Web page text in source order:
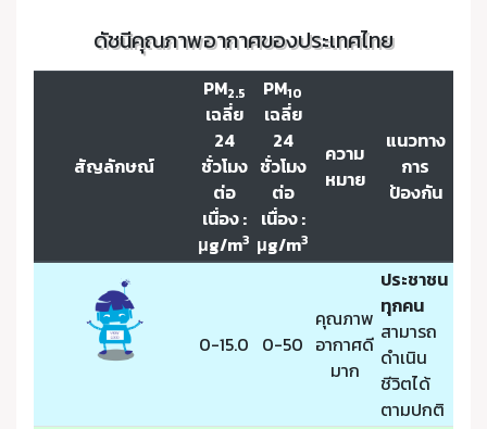
ดัชนีคุณภาพอากาศของประเทศไทย
สัญลักษณ์
PM2.5
เฉลี่ย
24
ชั่วโมง
ต่อ
เนื่อง :
μg/m3
PM10
เฉลี่ย
24
ชั่วโมง
ต่อ
เนื่อง :
μg/m3
ความ
หมาย
แนวทาง
การ
ป้องกัน
0-15.0 0-50
คุณภาพ
อากาศดี
มาก
ประชาชน
ทุกคน
สามารถ
ดำเนิน
ชีวิตได้
ตามปกติ